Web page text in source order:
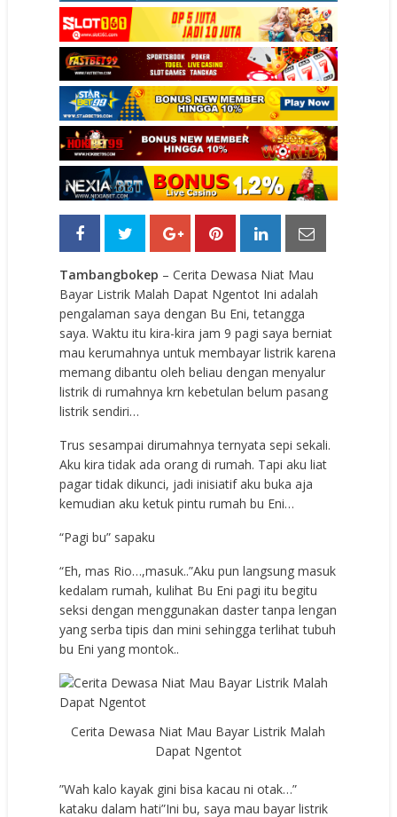
Tambangbokep – Cerita Dewasa Niat Mau
Bayar Listrik Malah Dapat Ngentot Ini adalah
pengalaman saya dengan Bu Eni, tetangga
saya. Waktu itu kira-kira jam 9 pagi saya berniat
mau kerumahnya untuk membayar listrik karena
memang dibantu oleh beliau dengan menyalur
listrik di rumahnya krn kebetulan belum pasang
listrik sendiri…
Trus sesampai dirumahnya ternyata sepi sekali.
Aku kira tidak ada orang di rumah. Tapi aku liat
pagar tidak dikunci, jadi inisiatif aku buka aja
kemudian aku ketuk pintu rumah bu Eni…
“Pagi bu” sapaku
“Eh, mas Rio…,masuk..”Aku pun langsung masuk
kedalam rumah, kulihat Bu Eni pagi itu begitu
seksi dengan menggunakan daster tanpa lengan
yang serba tipis dan mini sehingga terlihat tubuh
bu Eni yang montok..
Cerita Dewasa Niat Mau Bayar Listrik Malah
Dapat Ngentot
”Wah kalo kayak gini bisa kacau ni otak…”
kataku dalam hati”Ini bu, saya mau bayar listrik